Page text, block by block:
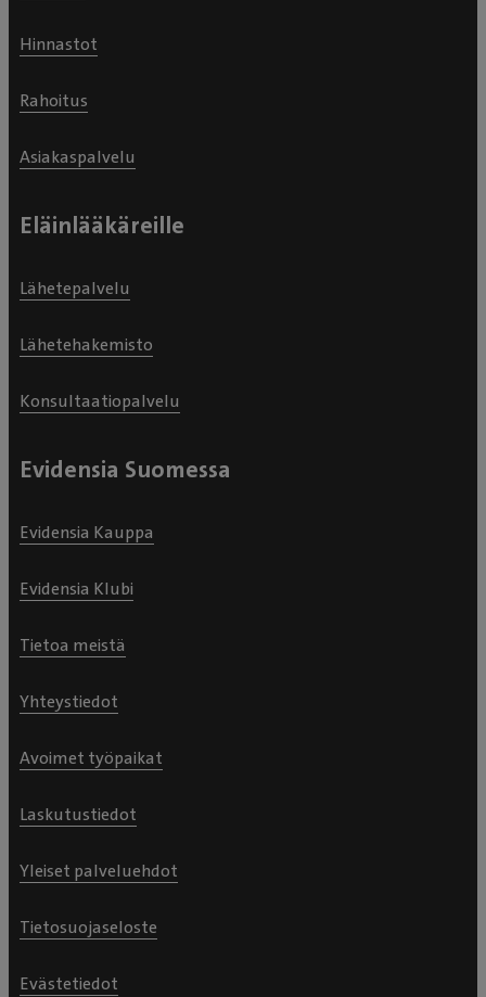
Hinnastot
Rahoitus
Asiakaspalvelu
Eläinlääkäreille
Lähetepalvelu
Lähetehakemisto
Konsultaatiopalvelu
Evidensia Suomessa
Evidensia Kauppa
Evidensia Klubi
Tietoa meistä
Yhteystiedot
Avoimet työpaikat
Laskutustiedot
Yleiset palveluehdot
Tietosuojaseloste
Evästetiedot